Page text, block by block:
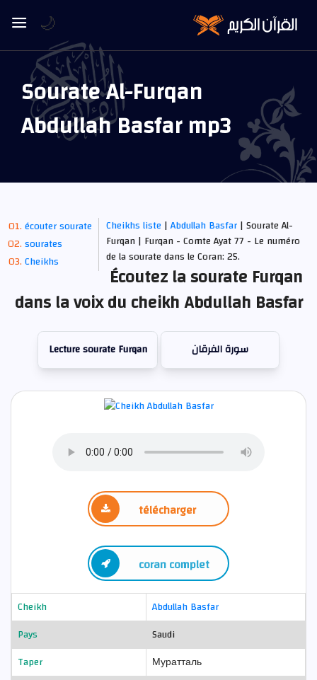
Sourate Al-Furqan
Abdullah Basfar mp3
écouter sourate
sourates
Cheikhs
Cheikhs liste |Abdullah Basfar| Sourate Al-
Furqan | Furqan - Comte Ayat 77 - Le numéro
de la sourate dans le Coran: 25.
Écoutez la sourate Furqan
dans la voix du cheikh Abdullah Basfar
Lecture sourate Furqan سورة الفرقان
télécharger
coran complet
Cheikh
Abdullah Basfar
Pays
Saudi
Taper
Муратталь
🌙